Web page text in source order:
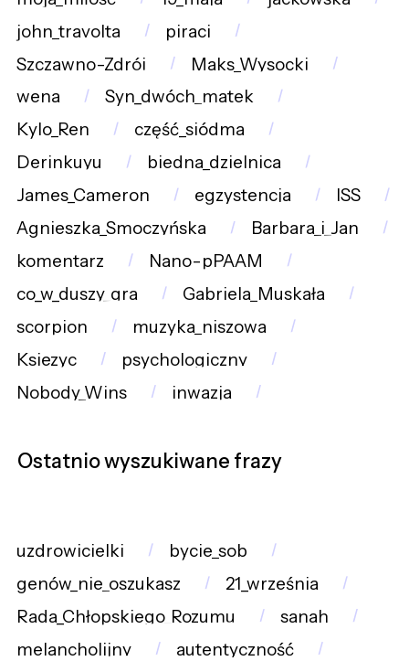
john_travolta
piraci
Szczawno-Zdrój
Maks_Wysocki
wena
Syn_dwóch_matek
Kylo_Ren
część_siódma
Derinkuyu
biedna_dzielnica
James_Cameron
egzystencja
ISS
Agnieszka_Smoczyńska
Barbara_i_Jan
komentarz
Nano-pPAAM
co_w_duszy_gra
Gabriela_Muskała
scorpion
muzyka_niszowa
Ksiezyc
psychologiczny
Nobody_Wins
inwazja
Ostatnio wyszukiwane frazy
uzdrowicielki
bycie_sob
genów_nie_oszukasz
21_września
Rada_Chłopskiego_Rozumu
sanah
melancholijny
autentyczność